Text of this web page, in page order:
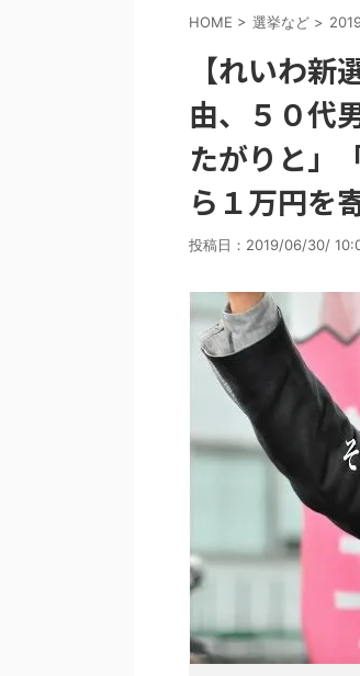
HOME > 選挙など >
【れいわ
由、５０代
たがりと」
ら１万円を
投稿日： 2019/06/30/